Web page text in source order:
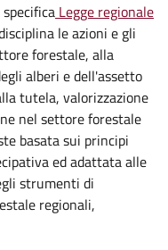
Legge regionale
le azioni e gli
forestale, alla
alberi e dell'assetto
tutela, valorizzazione
nel settore forestale
basata sui principi
ed adattata alle
strumenti di
regionali,